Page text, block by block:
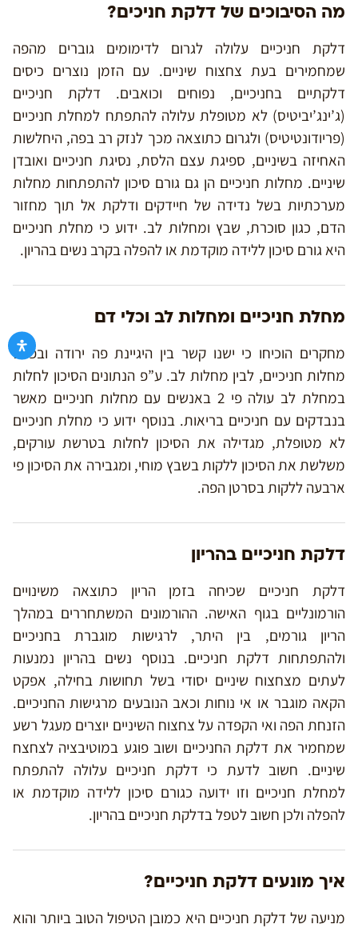
מה הסיבוכים של דלקת חניכים?
דלקת חניכיים עלולה לגרום לדימומים גוברים מהפה
שמחמירים בעת צחצוח שיניים. עם הזמן נוצרים כיסים
דלקתיים בחניכיים, נפוחים וכואבים. דלקת חניכיים
(ג’ינג’יביטיס) לא מטופלת עלולה להתפתח למחלת חניכיים
(פריודונטיטיס) ולגרום כתוצאה מכך לנזק רב בפה, היחלשות
האחיזה בשיניים, ספיגת עצם הלסת, נסיגת חניכיים ואובדן
שיניים. מחלות חניכיים הן גם גורם סיכון להתפתחות מחלות
מערכתיות בשל נדידה של חיידקים ודלקת אל תוך מחזור
הדם, כגון סוכרת, שבץ ומחלות לב. ידוע כי מחלת חניכיים
היא גורם סיכון ללידה מוקדמת או להפלה בקרב נשים בהריון.
מחלת חניכיים ומחלות לב וכלי דם
מחקרים הוכיחו כי ישנו קשר בין היגיינת פה ירודה ובפרט
מחלות חניכיים, לבין מחלות לב. ע”פ הנתונים הסיכון לחלות
במחלת לב עולה פי 2 באנשים עם מחלות חניכיים מאשר
בנבדקים עם חניכיים בריאות. בנוסף ידוע כי מחלת חניכיים
לא מטופלת, מגדילה את הסיכון לחלות בטרשת עורקים,
משלשת את הסיכון ללקות בשבץ מוחי, ומגבירה את הסיכון פי
ארבעה ללקות בסרטן הפה.
דלקת חניכיים בהריון
דלקת חניכיים שכיחה בזמן הריון כתוצאה משינויים
הורמונליים בגוף האישה. ההורמונים המשתחררים במהלך
הריון גורמים, בין היתר, לרגישות מוגברת בחניכיים
ולהתפתחות דלקת חניכיים. בנוסף נשים בהריון נמנעות
לעתים מצחצוח שיניים יסודי בשל תחושות בחילה, אפקט
הקאה מוגבר או אי נוחות וכאב הנובעים מרגישות החניכיים.
הזנחת הפה ואי הקפדה על צחצוח השיניים יוצרים מעגל רשע
שמחמיר את דלקת החניכיים ושוב פוגע במוטיבציה לצחצח
שיניים. חשוב לדעת כי דלקת חניכיים עלולה להתפתח
למחלת חניכיים וזו ידועה כגורם סיכון ללידה מוקדמת או
להפלה ולכן חשוב לטפל בדלקת חניכיים בהריון.
איך מונעים דלקת חניכיים?
מניעה של דלקת חניכיים היא כמובן הטיפול הטוב ביותר והוא